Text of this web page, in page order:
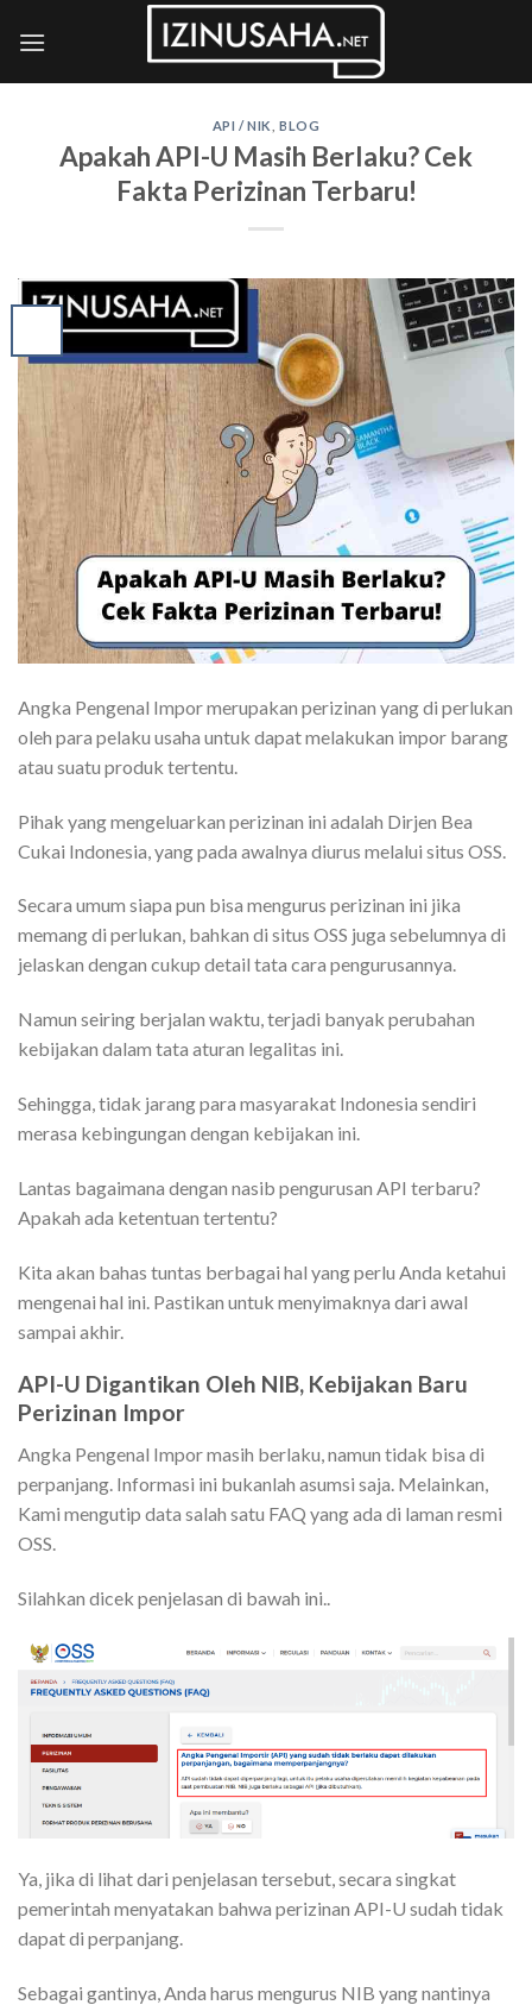
API / NIK BLOG
Apakah API-U Masih Berlaku? Cek
Fakta Perizinan Terbaru!
Angka Pengenal Impor merupakan perizinan yang di perlukan
oleh para pelaku usaha untuk dapat melakukan impor barang
atau suatu produk tertentu.
Pihak yang mengeluarkan perizinan ini adalah Dirjen Bea
Cukai Indonesia, yang pada awalnya diurus melalui situs OSS.
Secara umum siapa pun bisa mengurus perizinan ini jika
memang di perlukan, bahkan di situs OSS juga sebelumnya di
jelaskan dengan cukup detail tata cara pengurusannya.
Namun seiring berjalan waktu, terjadi banyak perubahan
kebijakan dalam tata aturan legalitas ini.
Sehingga, tidak jarang para masyarakat Indonesia sendiri
merasa kebingungan dengan kebijakan ini.
Lantas bagaimana dengan nasib pengurusan API terbaru?
Apakah ada ketentuan tertentu?
Kita akan bahas tuntas berbagai hal yang perlu Anda ketahui
mengenai hal ini. Pastikan untuk menyimaknya dari awal
sampai akhir.
API-U Digantikan Oleh NIB, Kebijakan Baru
Perizinan Impor
Angka Pengenal Impor masih berlaku, namun tidak bisa di
perpanjang. Informasi ini bukanlah asumsi saja. Melainkan,
Kami mengutip data salah satu FAQ yang ada di laman resmi
OSS.
Silahkan dicek penjelasan di bawah ini..
Ya, jika di lihat dari penjelasan tersebut, secara singkat
pemerintah menyatakan bahwa perizinan API-U sudah tidak
dapat di perpanjang.
Sebagai gantinya, Anda harus mengurus NIB yang nantinya